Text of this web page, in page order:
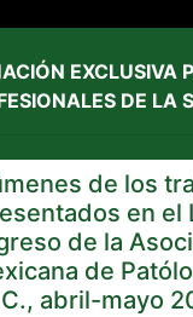
EXCLUSIVA
DE LA
de los
en el
de la
de
abril-mayo